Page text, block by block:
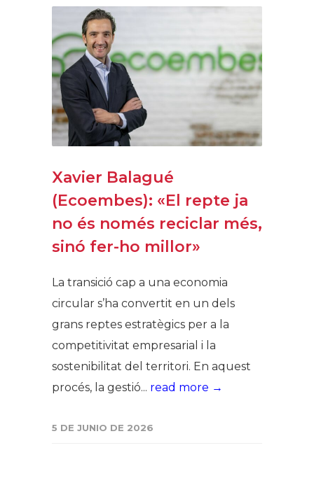
Xavier Balagué
(Ecoembes): «El repte ja
no és només reciclar més,
sinó fer-ho millor»
La transició cap a una economia
circular s’ha convertit en un dels
grans reptes estratègics per a la
competitivitat empresarial i la
sostenibilitat del territori. En aquest
procés, la gestió... read more →
5 DE JUNIO DE 2026